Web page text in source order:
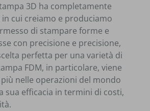
3D ha completamente
cui creiamo e produciamo
di stampare forme e
con precisione e precisione,
perfetta per una varietà di
FDM, in particolare, viene
nelle operazioni del mondo
sua efficacia in termini di costi,